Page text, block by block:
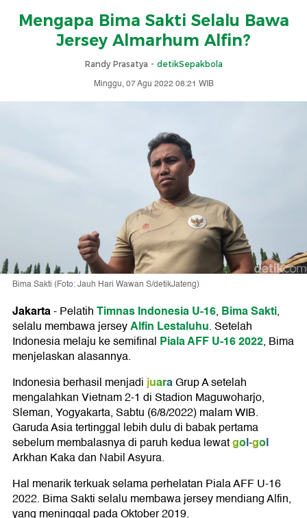
Mengapa Bima Sakti Selalu Bawa
Jersey Almarhum Alfin?
Randy Prasatya - detikSepakbola
Minggu, 07 Agu 2022 08:21 WIB
Bima Sakti (Foto: Jauh Hari Wawan S/detikJateng)
Jakarta-PelatihTimnas Indonesia U-16, Bima Sakti,
selalu membawa jerseyAlfin Lestaluhu. Setelah
Indonesia melaju ke semifinal Piala AFF U-16 2022, Bima
menjelaskan alasannya.
Indonesia berhasil menjadijuaraGrup A setelah
mengalahkan Vietnam 2-1 di Stadion Maguwoharjo,
Sleman, Yogyakarta, Sabtu (6/8/2022) malam WIB.
Garuda Asia tertinggal lebih dulu di babak pertama
sebelum membalasnya di paruh kedua lewatgol-gol
Arkhan Kaka dan Nabil Asyura.
Hal menarik terkuak selama perhelatan Piala AFF U-16
2022. Bima Sakti selalu membawa jersey mendiang Alfin,
yang meninggal pada Oktober 2019.